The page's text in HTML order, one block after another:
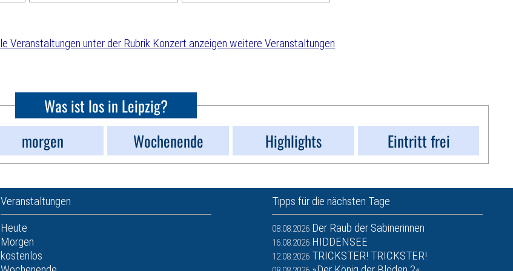
weitere Veranstaltungen
Was ist los in Leipzig?
morgen Wochenende Highlights Eintritt frei
Veranstaltungen
Heute
Morgen
kostenlos
Tipps für die nächsten Tage
08.08.2026 Der Raub der Sabinerinnen
16.08.2026 HIDDENSEE
12.08.2026 TRICKSTER! TRICKSTER!